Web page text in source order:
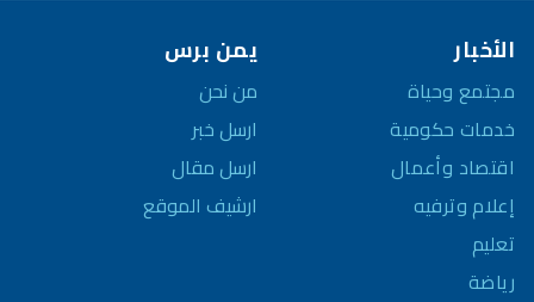
الأخبار
مجتمع وحياة
خدمات حكومية
اقتصاد وأعمال
إعلام وترفيه
تعليم
رياضة
يمن برس
من نحن
ارسل خبر
ارسل مقال
ارشيف الموقع